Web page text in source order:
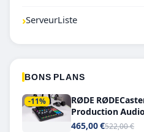
›ServeurListe
BONS PLANS
-11%
RØDE
Production
Double USB-C
465,00 €522,00 €